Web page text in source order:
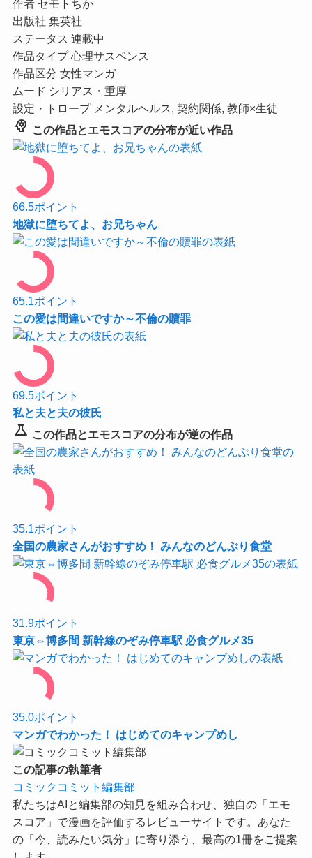
作者 セモトちか
出版社 集英社
ステータス 連載中
作品タイプ 心理サスペンス
作品区分 女性マンガ
ムード シリアス・重厚
設定・トロープ メンタルヘルス, 契約関係, 教師×生徒
psychology この作品とエモスコアの分布が近い作品
66.5ポイント
地獄に堕ちてよ、お兄ちゃん
65.1 ポイント
この愛は間違いですか～不倫の贖罪
69.5ポイント
私と夫と夫の彼氏
science この作品とエモスコアの分布が逆の作品
35.1 ポイント
全国の農家さんがおすすめ！ みんなのどんぶり食堂
31.9ポイント
東京⇔博多間 新幹線のぞみ停車駅 必食グルメ35
35.0ポイント
マンガでわかった！ はじめてのキャンプめし
この記事の執筆者
コミックコミット編集部
私たちはAIと編集部の知見を組み合わせ、独自の「エモ
スコア」で漫画を評価するレビューサイトです。あなた
の「今、読みたい気分」に寄り添う、最高の1冊をご提案